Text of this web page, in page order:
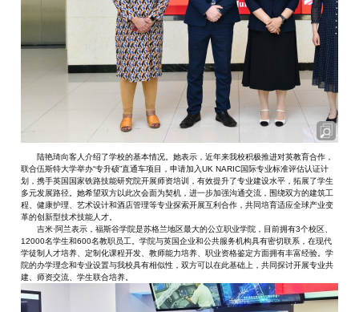
陆艳琦向客人介绍了学校的基本情况。她表示，近年来我校积极推进对英教育合作，
联合伍斯特大学举办“专升硕”直通车项目，申请加入UK NARIC国际专业标准评估认证计
划，携手英国国家铁路技能研究院开展师资培训，有效提升了专业建设水平，拓展了学生
多元发展路径。她希望双方以此次会面为契机，进一步加强沟通交流，围绕双方的建筑工
程、健康护理、艺术设计和酒店管理等专业探索开展互利合作，共同培育适应全球产业变
革的创新型技术技能人才。
吉米·阿兰表示，福斯谷学院是苏格兰地区最大的公立职业学院，目前拥有3个校区、
12000名学生和600名教职员工。学院与英国企业和公共服务机构具有密切联系，在现代
学徒制人才培养、定制化课程开发、教师能力培养、职业资格鉴定方面拥有丰富经验。学
院的办学理念和专业设置与我校具有相似性，双方可以在此基础上，共同探讨开展专业共
建、师资交流、学生联合培养。